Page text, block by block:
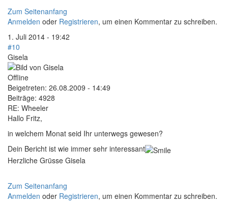
Zum Seitenanfang
Anmelden oder Registrieren, um einen Kommentar zu schreiben.
1. Juli 2014 - 19:42
#10
Gisela
Offline
Beigetreten: 26.08.2009 - 14:49
Beiträge: 4928
RE: Wheeler
Hallo Fritz,
in welchem Monat seid Ihr unterwegs gewesen?
Dein Bericht ist wie immer sehr interessant
Herzliche Grüsse Gisela
Zum Seitenanfang
Anmelden oder Registrieren, um einen Kommentar zu schreiben.